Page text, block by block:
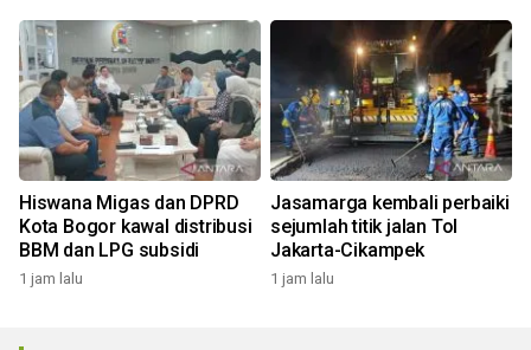
Hiswana Migas dan DPRD
Kota Bogor kawal distribusi
BBM dan LPG subsidi
1 jam lalu
Jasamarga kembali perbaiki
sejumlah titik jalan Tol
Jakarta-Cikampek
1 jam lalu